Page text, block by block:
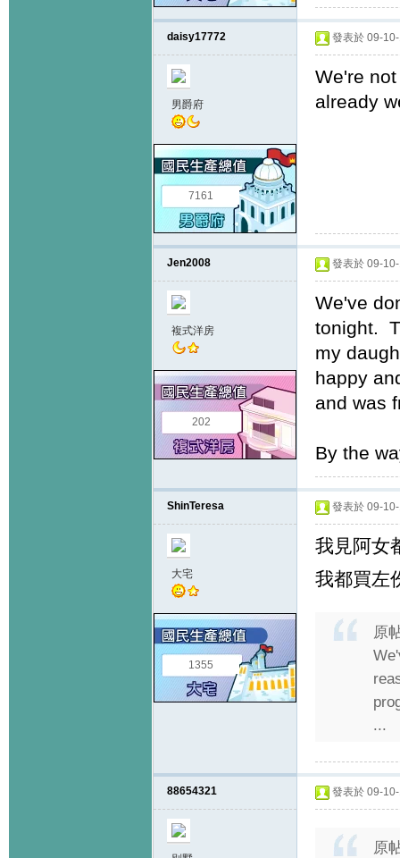
daisy17772
男爵府
7161
發表於 09-
We're
already
Jen2008
複式洋房
202
發表於 09-
We've
tonight.
my
happy
and was
By the
ShinTeresa
大宅
1355
發表於 09-
我見阿
我都買
原
...
88654321 發表於 09-
原